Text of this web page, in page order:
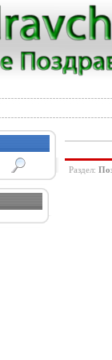
Раздел: